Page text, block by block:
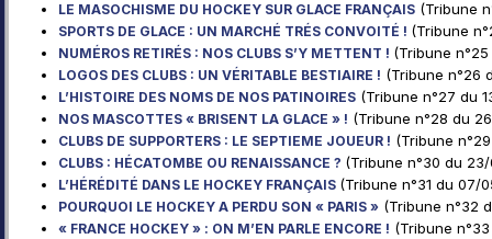
LE MASOCHISME DU HOCKEY SUR GLACE FRANÇAIS (Tribune
SPORTS DE GLACE : UN MARCHÉ TRÉS CONVOITÉ ! (Tribune
NUMÉROS RETIRÉS : NOS CLUBS S’Y METTENT ! (Tribune
LOGOS DES CLUBS : UN VÉRITABLE BESTIAIRE ! (Tribune n°26
L’HISTOIRE DES NOMS DE NOS PATINOIRES (Tribune n°27 du
NOS MASCOTTES « BRISENT LA GLACE » ! (Tribune n°28 du
CLUBS DE SUPPORTERS : LE SEPTIEME JOUEUR ! (Tribune
CLUBS : HÉCATOMBE OU RENAISSANCE ? (Tribune n°30 du
L’HÉRÉDITÉ DANS LE HOCKEY FRANÇAIS (Tribune n°31 du 07/
POURQUOI LE HOCKEY A PERDU SON « PARIS » (Tribune n°32
« FRANCE HOCKEY » : ON M’EN PARLE ENCORE ! (Tribune